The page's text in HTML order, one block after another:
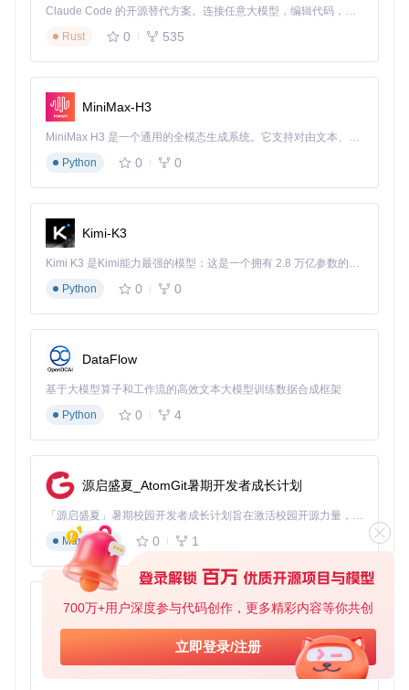
700万+用户深度参与代码创作，更多精彩内容等你共创
立即登录/注册
Claude Code 的开源替代方案。连接任意大模型，编辑代码，运行命令，自动验证 — 全自动执行。用 Rust 构建，极致性能。 ｜ An open-source alternative to Claude Code. Connect any LLM, edit code, run commands, and verify changes — autonomously. Built in Rust for speed. Get Started
Rust
0 535
MiniMax-H3
MiniMax H3 是一个通用的全模态生成系统。它支持对由文本、图像、视频和音频组成的多模态上下文进行统一理解，并能生成分辨率高达 2K、时长可达 15 秒的带原生立体声音频的视频。得益于面向任务泛化的系统设计，H3 在预训练阶段就已具备广泛的多模态上下文理解与生成能力，能够出色地执行复杂的多模态指令。
Python
0 0
Kimi-K3
Kimi K3 是Kimi能力最强的模型：这是一个拥有 2.8 万亿参数的混合专家（MoE）模型，具备原生视觉理解能力，并支持 100 万 token 的上下文窗口。
Python
0 0
DataFlow
基于大模型算子和工作流的高效文本大模型训练数据合成框架
Python
0 4
源启盛夏_AtomGit暑期开发者成长计划
「源启盛夏」暑期校园开发者成长计划旨在激活校园开源力量，通过积分激励、认证扶持、资源倾斜等形式，引导高校组织和开发者完成「入驻 — 建项目 — 做贡献 — 获认证 — 得资源」的完整闭环。无论你是想带领社团入驻平台的组织者，还是希望用代码贡献证明自己的开发者，都能在这里找到属于你的成长路径。
Markdown
0 1
py-xiaozhi
基于Python的Xiaozhi AI，适用于想要完整Xiaozhi体验而无需拥有专用硬件的用户。
Python
0 1